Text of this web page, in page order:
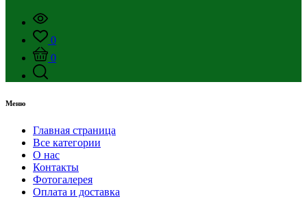
0
0
Меню
Главная страница
Все категории
О нас
Контакты
Фотогалерея
Оплата и доставка